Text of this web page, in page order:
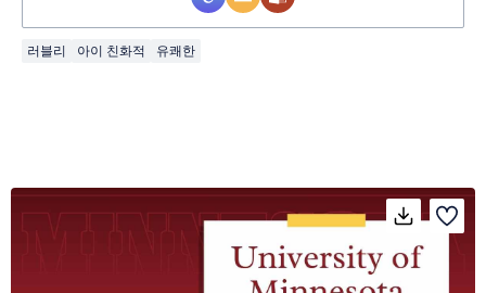
러블리 아이 친화적 유쾌한